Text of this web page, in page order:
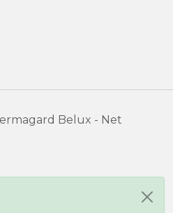
Belux - Net